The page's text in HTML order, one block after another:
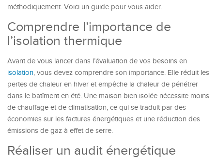
méthodiquement. Voici un guide pour vous aider.
Comprendre l’importance de
l’isolation thermique
Avant de vous lancer dans l’évaluation de vos besoins en
isolation, vous devez comprendre son importance. Elle réduit les
pertes de chaleur en hiver et empêche la chaleur de pénétrer
dans le batîment en été. Une maison bien isolée nécessite moins
de chauffage et de climatisation, ce qui se traduit par des
économies sur les factures énergétiques et une réduction des
émissions de gaz à effet de serre.
Réaliser un audit énergétique